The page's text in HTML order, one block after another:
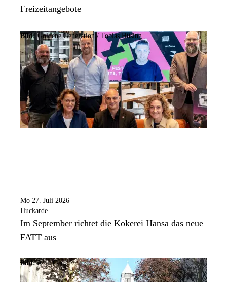
Freizeitangebote
Bild: Goldene Generation / Tobias Hüsing
Mo 27. Juli 2026
Huckarde
Im September richtet die Kokerei Hansa das neue
FATT aus
Bild: Anja Cord